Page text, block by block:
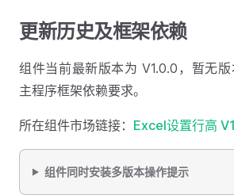
更新历史及框架依赖
组件当前最新版本为 V1.0.0，暂无
主程序框架依赖要求。
所在组件市场链接： Excel设置行高
组件同时安装多版本操作提示